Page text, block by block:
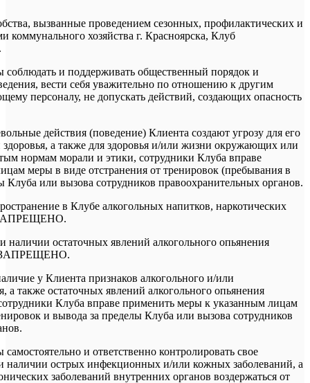
вызванные проведением сезонных, профилактических и
коммунального хозяйства г. Красноярска, Клуб
соблюдать и поддерживать общественный порядок и
вести себя уважительно по отношению к другим
персоналу, не допускать действий, создающих опасность
действия (поведение) Клиента создают угрозу для его
а также для здоровья и/или жизни окружающих или
нормам морали и этики, сотрудники Клуба вправе
меры в виде отстранения от тренировок (пребывания в
Клуба или вызова сотрудников правоохранительных органов.
в Клубе алкогольных напитков, наркотических
ЗАПРЕЩЕНО.
остаточных явлений алкогольного опьянения
ЗАПРЕЩЕНО.
у Клиента признаков алкогольного и/или
а также остаточных явлений алкогольного опьянения
Клуба вправе применить меры к указанным лицам
и вывода за пределы Клуба или вызова сотрудников
и ответственно контролировать свое
наличии острых инфекционных и/или кожных заболеваний, а
заболеваний внутренних органов воздержаться от